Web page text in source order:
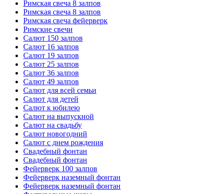
Римская свеча 8 залпов
Римская свеча 8 залпов
Римская свеча фейерверк
Римские свечи
Салют 150 залпов
Салют 16 залпов
Салют 19 залпов
Салют 25 залпов
Салют 36 залпов
Салют 49 залпов
Салют для всей семьи
Салют для детей
Салют к юбилею
Салют на выпускной
Салют на свадьбу
Салют новогодний
Салют с днем рождения
Свадебный фонтан
Свадебный фонтан
Фейерверк 100 залпов
Фейерверк наземный фонтан
Фейерверк наземный фонтан